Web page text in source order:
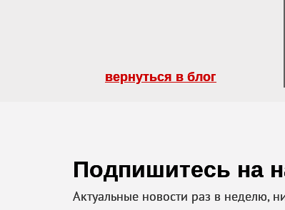
вернуться в блог
Подпишитесь на
Актуальные новости раз в неделю,